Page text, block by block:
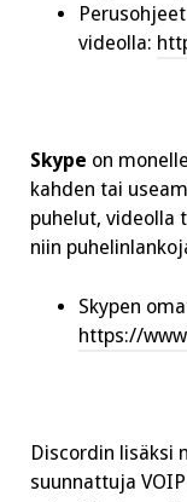
videolla:
Skype on
kahden tai
puhelut, videolla
niin
Skypen
https://
Discordin lisäksi
suunnattuja